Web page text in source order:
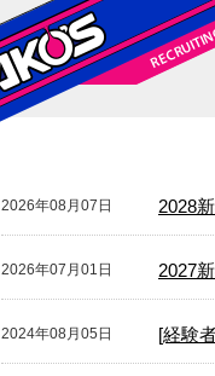
2026年08月07日 2028
2026年07月01日 2027
2024年08月05日 [経験